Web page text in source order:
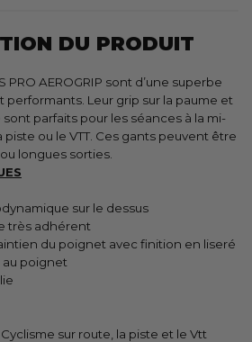
DU PRODUIT
PRO AEROGRIP sont d’une superbe
Leur grip sur la paume et
parfaits pour les séances à la mi-
piste ou le VTT. Ces gants peuvent être
longues sorties.
sur le dessus
très adhérent
du poignet avec finition en liseré
au poignet
sur route, la piste et le Vtt